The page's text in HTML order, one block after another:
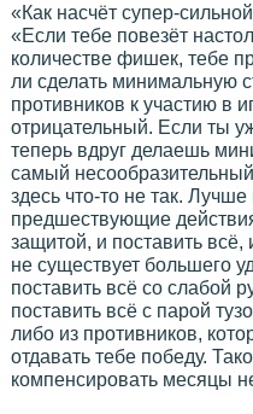
«Как насчёт супер-
«Если тебе повезёт
количестве фишек, тебе
ли сделать минимальную
противников к участию в
отрицательный. Если ты
теперь вдруг делаешь
самый
здесь что-то не так.
предшествующие
защитой, и поставить
не существует большего
поставить всё со слабой
поставить всё с парой
либо из противников,
отдавать тебе победу.
компенсировать месяцы